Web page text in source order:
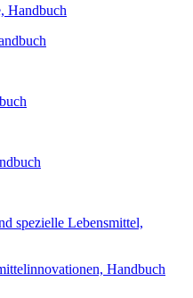
Handbuch
spezielle Lebensmittel,
Handbuch